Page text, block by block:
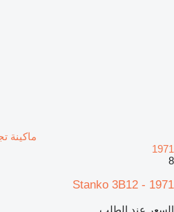
1971
8
Stanko 3B12 - 1971
السعر عند الطلب